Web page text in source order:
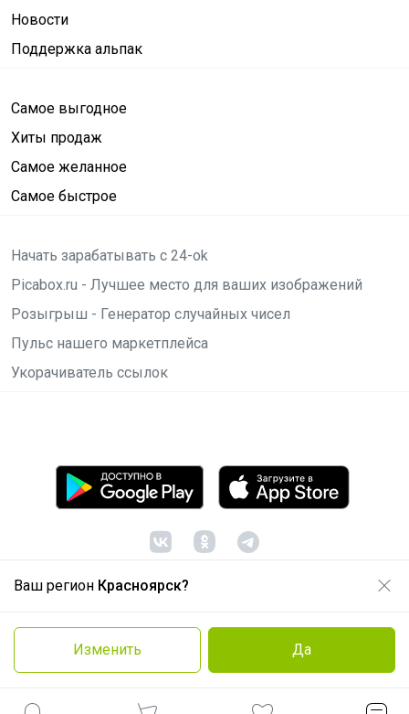
Ваш регион Красноярск?
Изменить Да
Новости
Поддержка альпак
Самое выгодное
Хиты продаж
Самое желанное
Самое быстрое
Начать зарабатывать с 24-ok
Picabox.ru - Лучшее место для ваших изображений
Розыгрыш - Генератор случайных чисел
Пульс нашего маркетплейса
Укорачиватель ссылок
© ООО "Лявита", ОГРН 1122468054070, 2012 -2026
Политика конфиденциальности
Cоглашение пользователя